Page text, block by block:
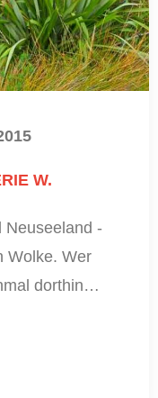
W.
Neuseeland -
Wolke. Wer
dorthin…